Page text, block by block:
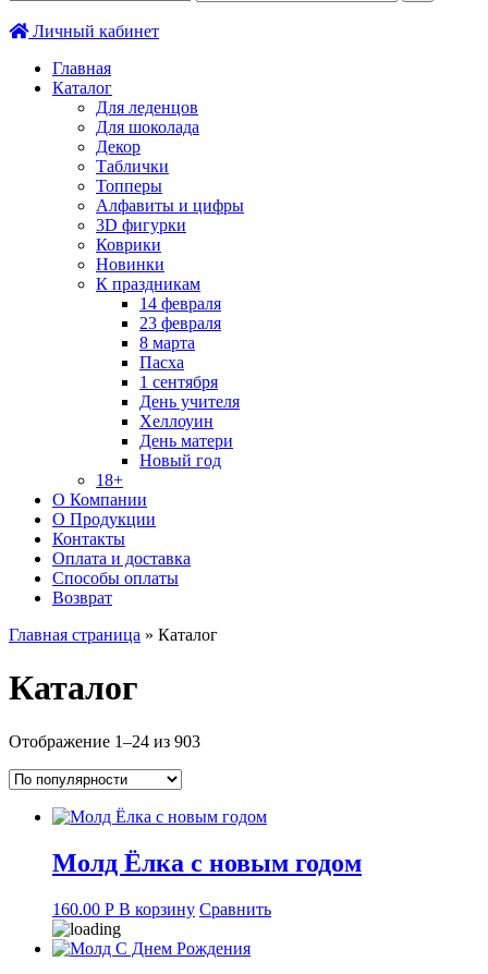
Личный кабинет
Главная
Каталог
Для леденцов
Для шоколада
Декор
Таблички
Топперы
Алфавиты и цифры
3D фигурки
Коврики
Новинки
К праздникам
14 февраля
23 февраля
8 марта
Пасха
1 сентября
День учителя
Хеллоуин
День матери
Новый год
18+
О Компании
О Продукции
Контакты
Оплата и доставка
Способы оплаты
Возврат
Главная страница » Каталог
Каталог
Отображение 1–24 из 903Sorted
Молд Ёлка с новым годом
160.00 Р В корзину Сравнить